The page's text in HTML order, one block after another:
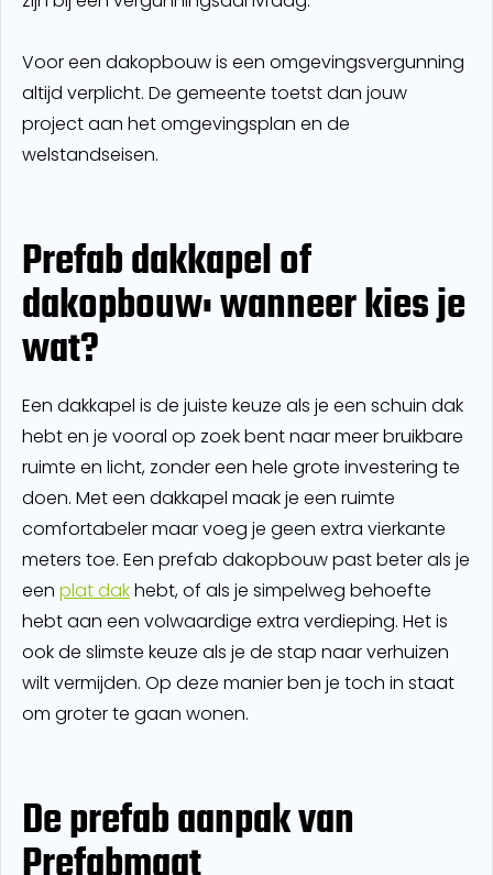
Voor een dakopbouw is een omgevingsvergunning
altijd verplicht. De gemeente toetst dan jouw
project aan het omgevingsplan en de
welstandseisen.
Prefab dakkapel of
dakopbouw: wanneer kies je
wat?
Een dakkapel is de juiste keuze als je een schuin dak
hebt en je vooral op zoek bent naar meer bruikbare
ruimte en licht, zonder een hele grote investering te
doen. Met een dakkapel maak je een ruimte
comfortabeler maar voeg je geen extra vierkante
meters toe. Een prefab dakopbouw past beter als je
een plat dakhebt, of als je simpelweg behoefte
hebt aan een volwaardige extra verdieping. Het is
ook de slimste keuze als je de stap naar verhuizen
wilt vermijden. Op deze manier ben je toch in staat
om groter te gaan wonen.
De prefab aanpak van